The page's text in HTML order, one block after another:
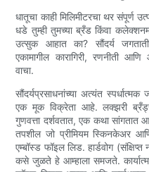
धातूचा काही मिलिमीटरचा थर
धडे तुम्ही तुमच्या ब्रँड किंवा
उत्सुक आहात का? सौंदर्य
एकामागील कारागिरी, रणनीती
वाचा.
सौंदर्यप्रसाधनांच्या अत्यंत
एक मूक विक्रेता आहे. लक्झरी
गुणवत्ता दर्शवतात, एक कथा सांगतात
तपशील जो प्रीमियम स्किनकेअर
एम्बॉस्ड फॉइल लिड. हार्डवोग
कसे जुळते हे आम्हाला समजते.